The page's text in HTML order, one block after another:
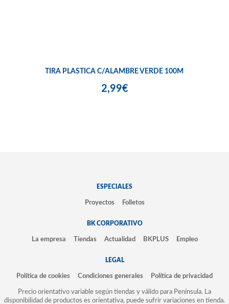
TIRA PLASTICA C/ALAMBRE VERDE 100M
2,99€
ESPECIALES
Proyectos Folletos
BK CORPORATIVO
La empresa Tiendas Actualidad BKPLUS Empleo
LEGAL
Política de cookies Condiciones generales Política de privacidad
Precio orientativo variable según tiendas y válido para Península. La
disponibilidad de productos es orientativa, puede sufrir variaciones en tienda.